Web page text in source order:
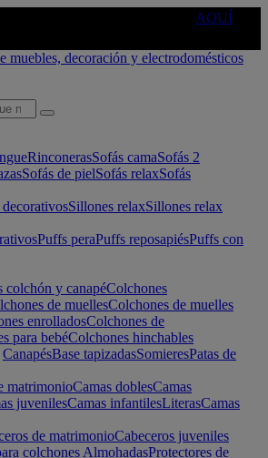
AQUÍ
RinconerasSofás camaSofás 2
Sofás de pielSofás relaxSofás
Sillones relaxSillones relax
Puffs peraPuffs reposapiésPuffs con
colchón y canapéColchones
de muellesColchones de muelles
enrolladosColchones de
para bebéColchones hinchables
CanapésBase tapizadasSomieresPatas de
matrimonioCamas doblesCamas
juvenilesCamas infantilesLiterasCamas
de matrimonioCabeceros juveniles
colchones AlmohadasProtectores de